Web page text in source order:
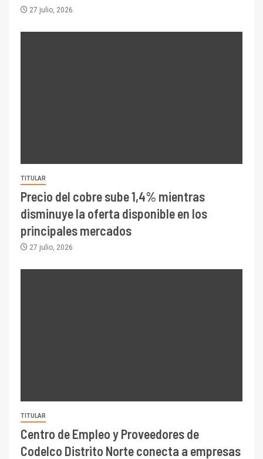
27 julio, 2026
TITULAR
Precio del cobre sube 1,4% mientras
disminuye la oferta disponible en los
principales mercados
27 julio, 2026
TITULAR
Centro de Empleo y Proveedores de
Codelco Distrito Norte conecta a empresas